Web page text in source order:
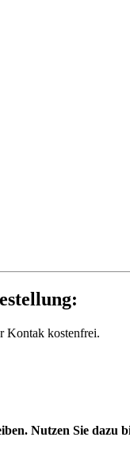
Kontak kostenfrei.
Nutzen Sie dazu